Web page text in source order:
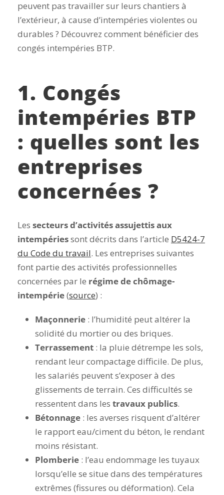
peuvent pas travailler sur leurs chantiers à
l’extérieur, à cause d’intempéries violentes ou
durables ? Découvrez comment bénéficier des
congés intempéries BTP.
1. Congés
intempéries BTP
: quelles sont les
entreprises
concernées ?
Les secteurs d’activités assujettis aux
intempériessont décrits dans l’article D5424-7
du Code du travail. Les entreprises suivantes
font partie des activités professionnelles
concernées par le régime de chômage-
intempérie(source) :
Maçonnerie : l’humidité peut altérer la
solidité du mortier ou des briques.
Terrassement : la pluie détrempe les sols,
rendant leur compactage difficile. De plus,
les salariés peuvent s’exposer à des
glissements de terrain. Ces difficultés se
ressentent dans les travaux publics.
Bétonnage : les averses risquent d’altérer
le rapport eau/ciment du béton, le rendant
moins résistant.
Plomberie : l’eau endommage les tuyaux
lorsqu’elle se situe dans des températures
extrêmes (fissures ou déformation). Cela